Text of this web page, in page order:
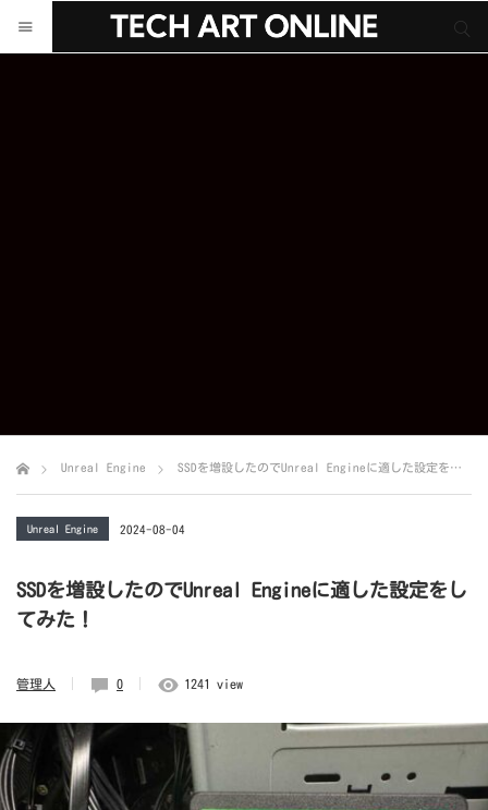
Unreal Engine SSDを増設したのでUnreal Engineに適した設定をしてみた！
Unreal Engine 2024-08-04
SSDを増設したのでUnreal Engineに適した設定をし
てみた！
管理人 0 1241 view